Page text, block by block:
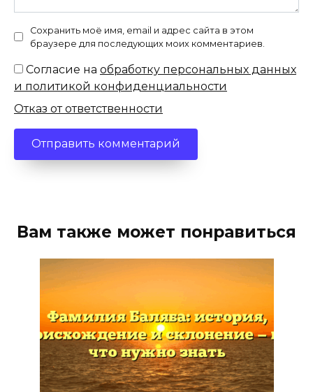
Сохранить моё имя, email и адрес сайта в этом
браузере для последующих моих комментариев.
Согласие на обработку персональных данных
и политикой конфиденциальности
Отказ от ответственности
Вам также может понравиться